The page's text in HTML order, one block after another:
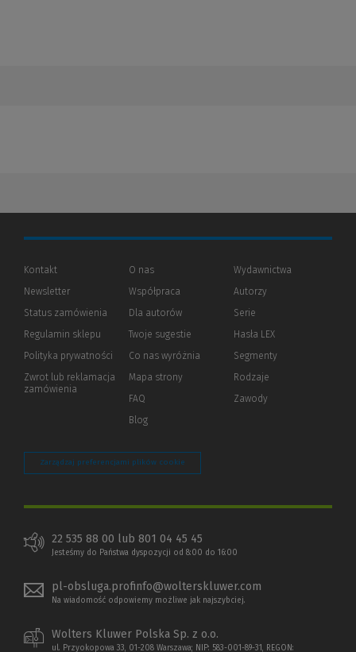
Kontakt
Newsletter
Status zamówienia
Regulamin sklepu
Polityka prywatności (Nowe
(Link
innej
Zwrot lub reklamacja
zamówienia
O nas
Współpraca
Dla autorów(Nowe
(Link
innej
Twoje sugestie
Co nas wyróżnia
Mapa strony
FAQ
Blog
Wydawnictwa
Autorzy
Serie
Hasła LEX
Segmenty
Rodzaje
Zawody
Zarządzaj preferencjami plików cookie
22 535 88 00 lub 801 04 45 45
Jesteśmy do Państwa dyspozycji od 8:00 do 16:00
pl-obsluga.profinfo@wolterskluwer.com
Na wiadomość odpowiemy możliwe jak najszybciej.
Wolters Kluwer Polska Sp. z o.o.
ul. Przyokopowa 33, 01-208 Warszawa; NIP: 583-001-89-31, REGON: